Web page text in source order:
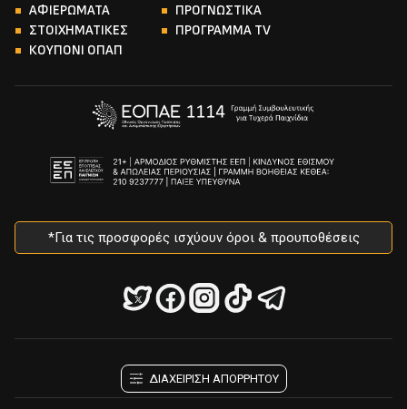
ΑΦΙΕΡΩΜΑΤΑ
ΠΡΟΓΝΩΣΤΙΚΑ
ΣΤΟΙΧΗΜΑΤΙΚΕΣ
ΠΡΟΓΡΑΜΜΑ TV
ΚΟΥΠΟΝΙ ΟΠΑΠ
*Για τις προσφορές ισχύουν όροι & προυποθέσεις
ΔΙΑΧΕΙΡΙΣΗ ΑΠΟΡΡΗΤΟΥ